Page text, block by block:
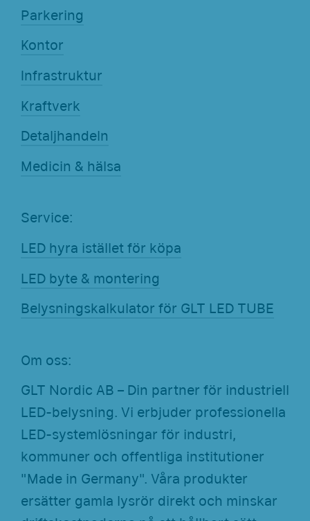
Parkering
Kontor
Infrastruktur
Kraftverk
Detaljhandeln
Medicin & hälsa
Service:
LED hyra istället för köpa
LED byte & montering
Belysningskalkulator för GLT LED TUBE
Om oss:
GLT Nordic AB – Din partner för industriell
LED-belysning. Vi erbjuder professionella
LED-systemlösningar för industri,
kommuner och offentliga institutioner
"Made in Germany". Våra produkter
ersätter gamla lysrör direkt och minskar